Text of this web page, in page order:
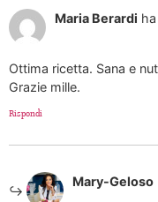
Maria Berardi
Ottima ricetta. Sana e
Grazie mille.
Rispondi
Mary-Geloso